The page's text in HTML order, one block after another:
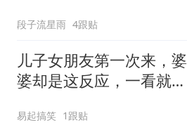
段子流星雨 4跟贴
儿子女朋友第一次来，婆
婆却是这反应，一看就不
易起搞笑 1跟贴